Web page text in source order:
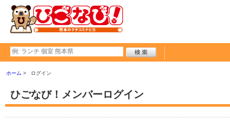
ホーム ログイン
ひごなび！メンバーログイン